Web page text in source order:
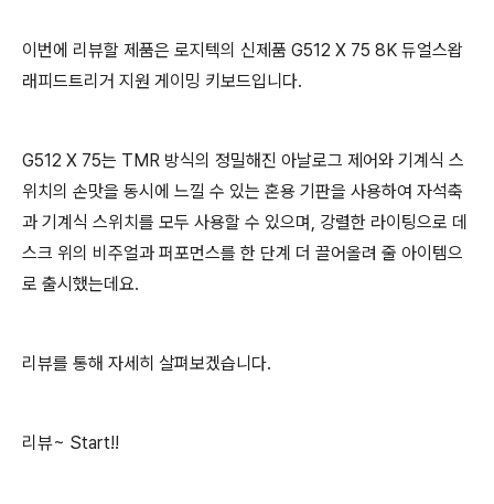
이번에 리뷰할 제품은 로지텍의 신제품 G512 X 75 8K 듀얼스왑
래피드트리거 지원 게이밍 키보드입니다.
G512 X 75는 TMR 방식의 정밀해진 아날로그 제어와 기계식 스
위치의 손맛을 동시에 느낄 수 있는 혼용 기판을 사용하여 자석축
과 기계식 스위치를 모두 사용할 수 있으며, 강렬한 라이팅으로 데
스크 위의 비주얼과 퍼포먼스를 한 단계 더 끌어올려 줄 아이템으
로 출시했는데요.
리뷰를 통해 자세히 살펴보겠습니다.
리뷰~ Start!!